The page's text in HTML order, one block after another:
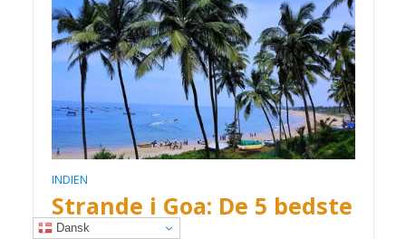
INDIEN
Strande i Goa: De 5 bedste
Dansk